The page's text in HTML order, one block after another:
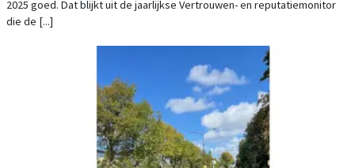
2025 goed. Dat blijkt uit de jaarlijkse Vertrouwen- en reputatiemonitor
die de [...]